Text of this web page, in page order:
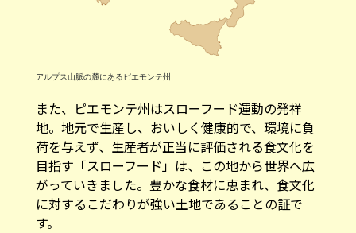
アルプス山脈の麓にあるピエモンテ州
また、ピエモンテ州はスローフード運動の発祥
地。地元で生産し、おいしく健康的で、環境に負
荷を与えず、生産者が正当に評価される食文化を
目指す「スローフード」は、この地から世界へ広
がっていきました。豊かな食材に恵まれ、食文化
に対するこだわりが強い土地であることの証で
す。